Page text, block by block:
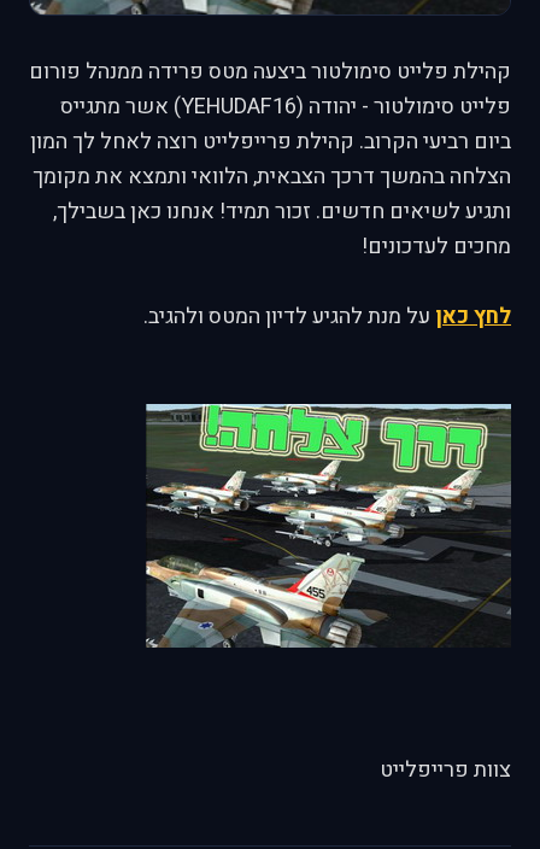
קהילת פלייט סימולטור ביצעה מטס פרידה ממנהל פורום
פלייט סימולטור - יהודה (YEHUDAF16) אשר מתגייס
ביום רביעי הקרוב. קהילת פרייפלייט רוצה לאחל לך המון
הצלחה בהמשך דרכך הצבאית, הלוואי ותמצא את מקומך
ותגיע לשיאים חדשים. זכור תמיד! אנחנו כאן בשבילך,
מחכים לעדכונים!
לחץ כאן על מנת להגיע לדיון המטס ולהגיב.
צוות פרייפלייט